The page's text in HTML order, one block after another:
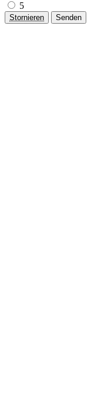
5
Stornieren Senden